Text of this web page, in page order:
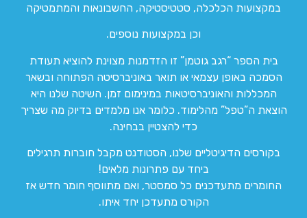
במקצועות הכלכלה, סטטיסטיקה, החשבונאות והמתמטיקה
וכן במקצועות נוספים.
בית הספר “רגב גוטמן” זו הזדמנות מצוינת להוציא תעודת
הסמכה באופן עצמאי או תואר באוניברסיטה הפתוחה ובשאר
המכללות והאוניברסיטאות במינימום זמן. השיטה שלנו היא
הוצאת ה”טפל” מהלימוד. כלומר אנו מלמדים בדיוק מה שצריך
כדי להצטיין בבחינה.
בקורסים הדיגיטליים שלנו, הסטודנט מקבל חוברות תרגילים
ביחד עם פתרונות מלאים!
החומרים מתעדכנים כל סמסטר, ואם מתווסף חומר חדש אז
הקורס מתעדכן יחד איתו.